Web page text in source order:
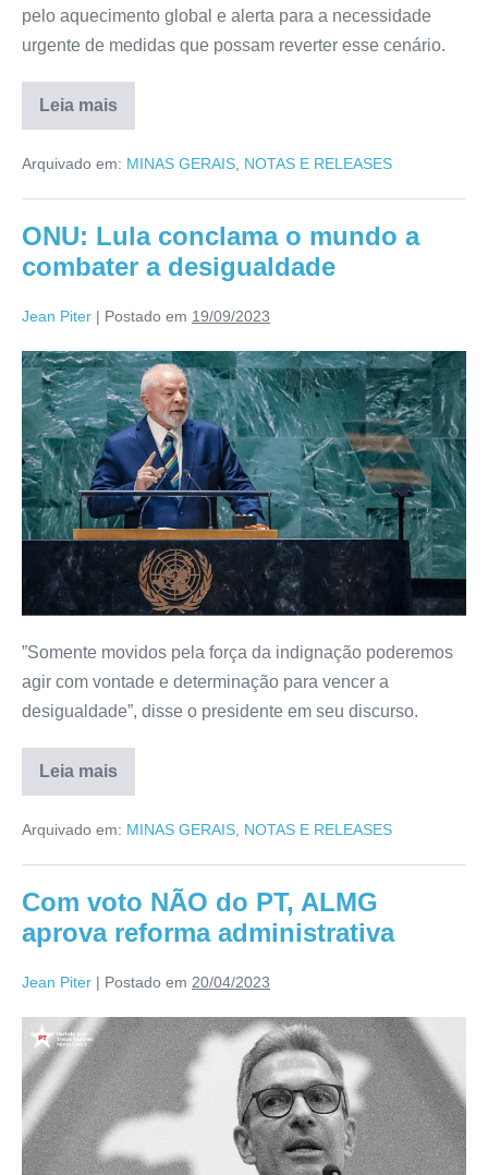
pelo aquecimento global e alerta para a necessidade
urgente de medidas que possam reverter esse cenário.
Leia mais
Arquivado em: MINAS GERAIS, NOTAS E RELEASES
ONU: Lula conclama o mundo a
combater a desigualdade
Jean Piter | Postado em 19/09/2023
”Somente movidos pela força da indignação poderemos
agir com vontade e determinação para vencer a
desigualdade”, disse o presidente em seu discurso.
Leia mais
Arquivado em: MINAS GERAIS NOTAS E RELEASES
Com voto NÃO do PT, ALMG
aprova reforma administrativa
Jean Piter | Postado em 20/04/2023